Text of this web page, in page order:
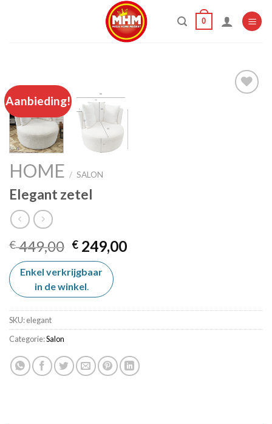
0
Aanbieding!
HOME / SALON
Elegant zetel
€449,00 Oorspronkelijke
prijs
was:
€ 449,00.
€ 249,00Huidige
Enkel verkrijgbaar
in de winkel.
SKU:elegant
Categorie:Salon